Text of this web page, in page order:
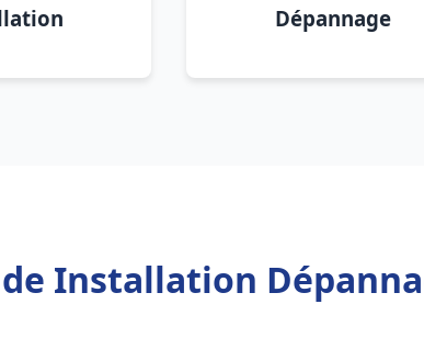
Dépannage
Installation